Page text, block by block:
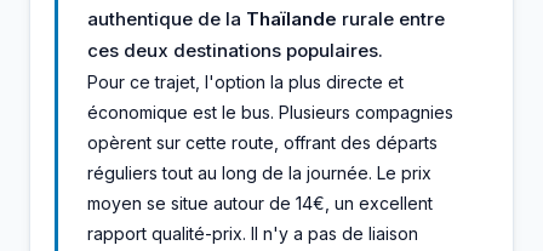
authentique de la Thaïlande rurale entre
ces deux destinations populaires.
Pour ce trajet, l'option la plus directe et
économique est le bus. Plusieurs compagnies
opèrent sur cette route, offrant des départs
réguliers tout au long de la journée. Le prix
moyen se situe autour de 14€, un excellent
rapport qualité-prix. Il n'y a pas de liaison